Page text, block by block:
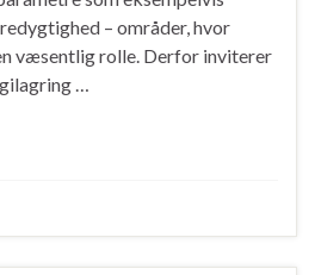
– områder, hvor
væsentlig rolle. Derfor inviterer
…